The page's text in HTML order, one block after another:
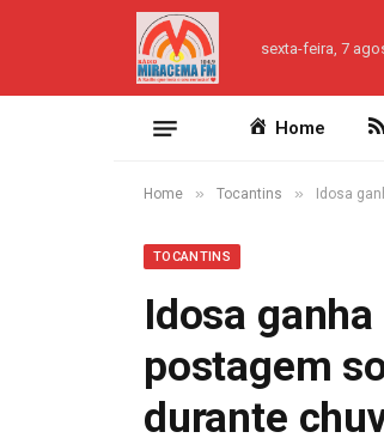
sexta-feira, 7
Home
Home » Tocantins » Idosa
TOCANTINS
Idosa
postagem
durante